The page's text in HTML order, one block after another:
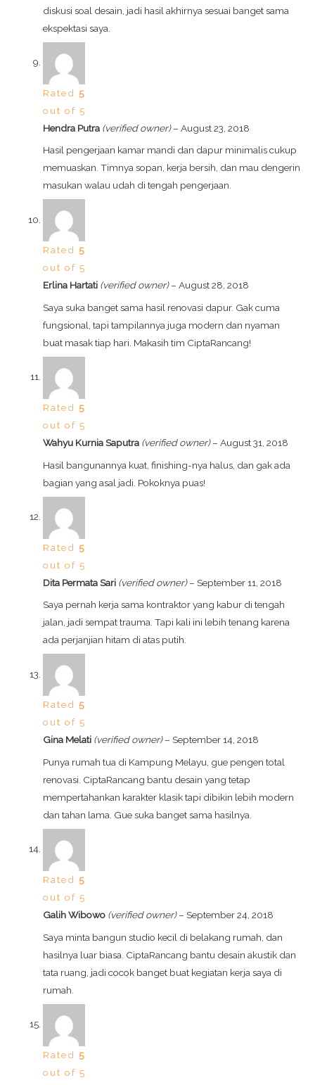
diskusi soal desain, jadi hasil akhirnya sesuai banget sama
ekspektasi saya.
Rated5
out of 5
Hendra Putra (verified owner) – August 23, 2018
Hasil pengerjaan kamar mandi dan dapur minimalis cukup
memuaskan. Timnya sopan, kerja bersih, dan mau dengerin
masukan walau udah di tengah pengerjaan.
Rated5
out of 5
Erlina Hartati (verified owner) – August 28, 2018
Saya suka banget sama hasil renovasi dapur. Gak cuma
fungsional, tapi tampilannya juga modern dan nyaman
buat masak tiap hari. Makasih tim CiptaRancang!
Rated5
out of 5
Wahyu Kurnia Saputra (verified owner) – August 31, 2018
Hasil bangunannya kuat, finishing-nya halus, dan gak ada
bagian yang asal jadi. Pokoknya puas!
Rated5
out of 5
Dita Permata Sari (verified owner) – September 11, 2018
Saya pernah kerja sama kontraktor yang kabur di tengah
jalan, jadi sempat trauma. Tapi kali ini lebih tenang karena
ada perjanjian hitam di atas putih.
Rated5
out of 5
Gina Melati (verified owner) – September 14, 2018
Punya rumah tua di Kampung Melayu, gue pengen total
renovasi. CiptaRancang bantu desain yang tetap
mempertahankan karakter klasik tapi dibikin lebih modern
dan tahan lama. Gue suka banget sama hasilnya.
Rated5
out of 5
Galih Wibowo (verified owner) – September 24, 2018
Saya minta bangun studio kecil di belakang rumah, dan
hasilnya luar biasa. CiptaRancang bantu desain akustik dan
tata ruang, jadi cocok banget buat kegiatan kerja saya di
rumah.
Rated5
out of 5